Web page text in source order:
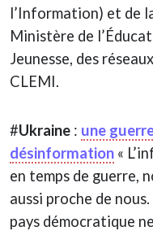
l’Information) et de
Ministère de
Jeunesse, des
CLEMI.
#Ukraine : une
désinformation «
en temps de guerre,
aussi proche de
pays démocratique